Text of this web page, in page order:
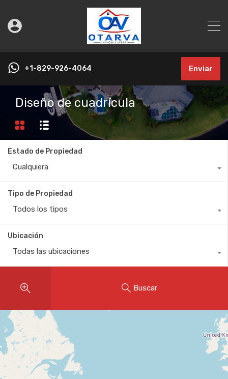
+1-829-926-4064 Enviar
Diseño de cuadrícula
Estado de Propiedad
Cualquiera
Tipo de Propiedad
Todos los tipos
Ubicación
Todas las ubicaciones
Buscar